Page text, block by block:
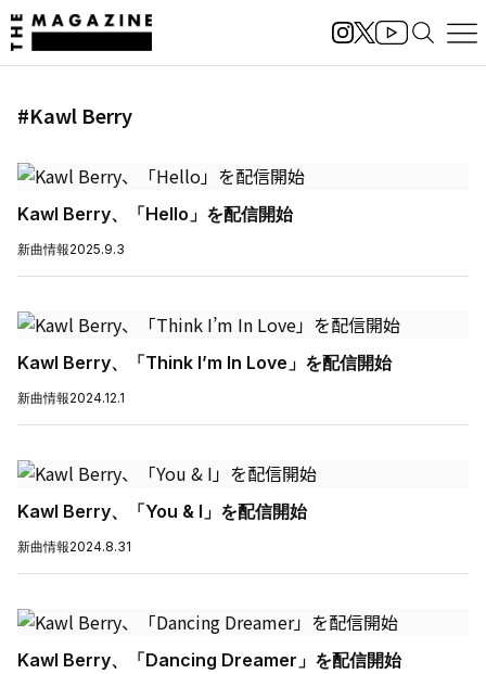
#Kawl Berry
Kawl Berry、「Hello」を配信開始
新曲情報2025.9.3
Kawl Berry、「Think I’m In Love」を配信開始
新曲情報2024.12.1
Kawl Berry、「You & I」を配信開始
新曲情報2024.8.31
Kawl Berry、「Dancing Dreamer」を配信開始